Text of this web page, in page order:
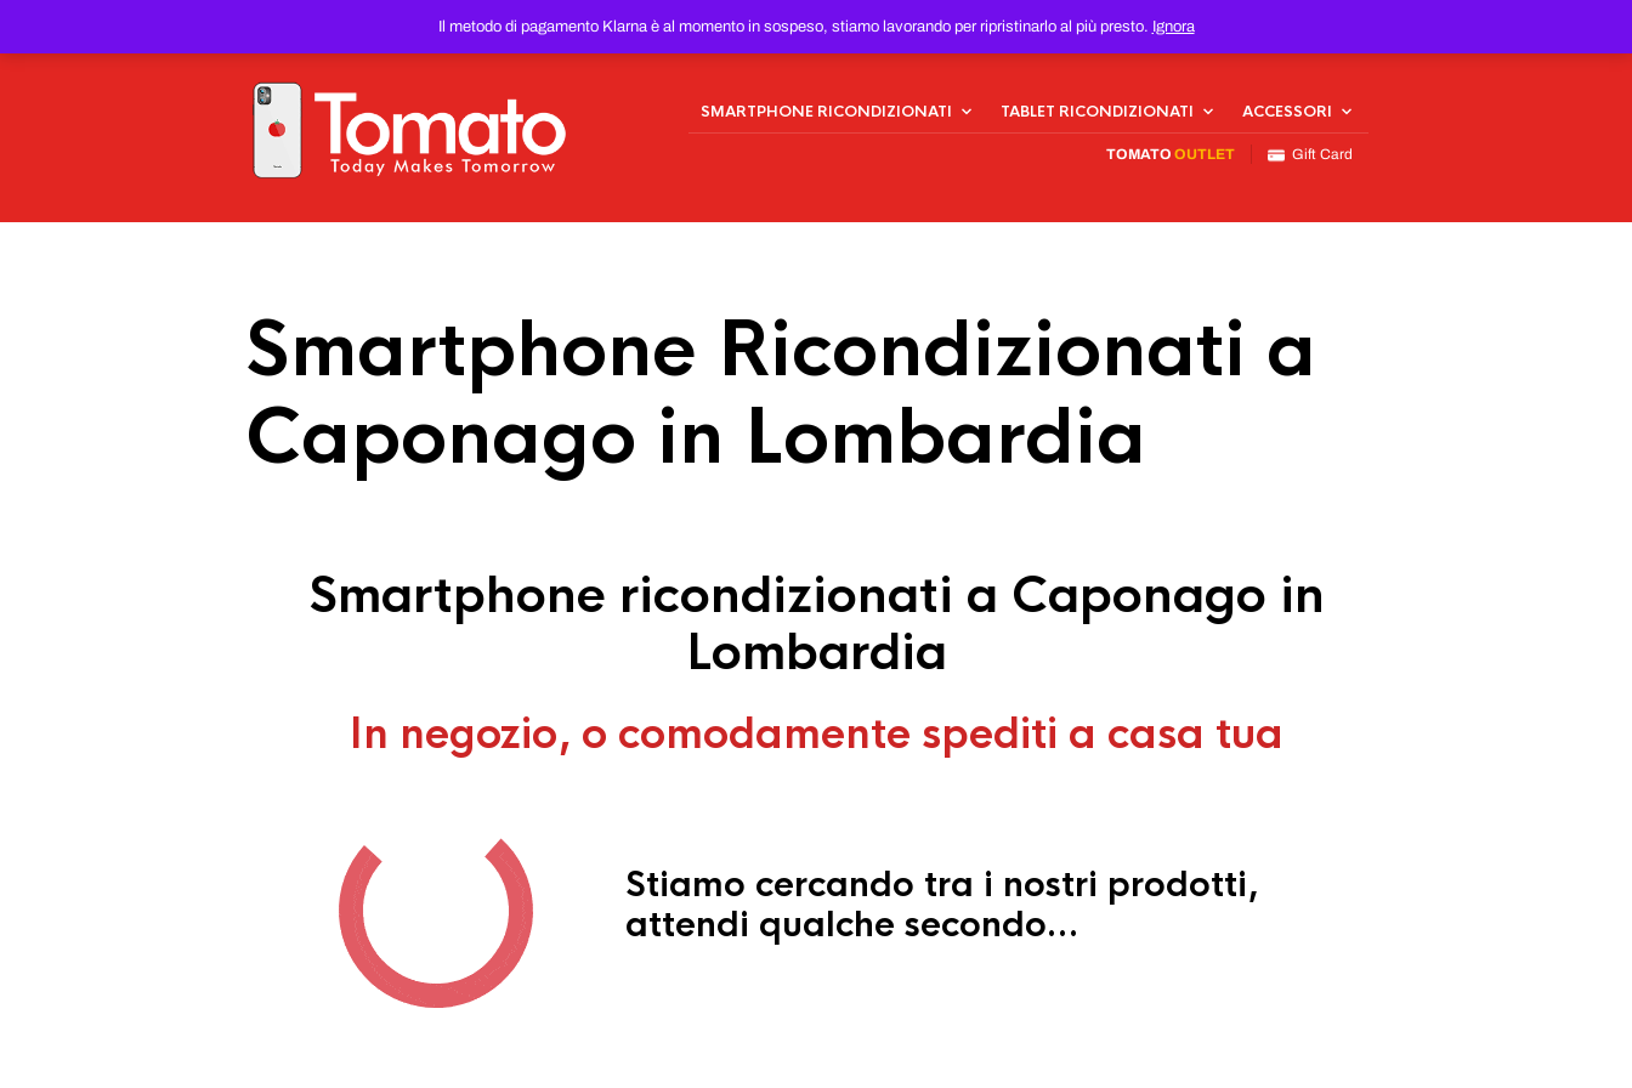
Il metodo di pagamento Klarna è al momento in sospeso, stiamo lavorando per ripristinarlo al più presto. Ignora
PREZZO DEL WEB!
SMARTPHONE RICONDIZIONATI TABLET RICONDIZIONATI ACCESSORI
TOMATO OUTLET Gift Card
Smartphone Ricondizionati a
Caponago in Lombardia
Smartphone ricondizionati a Caponago in
Lombardia
In negozio, o comodamente spediti a casa tua
Stiamo cercando tra i nostri prodotti,
attendi qualche secondo…